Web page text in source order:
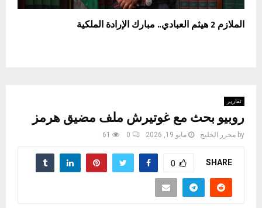
الملازم 2 هيثم العبادي.. مبارك الإرادة الملكية
تقارير
روبيو بحث مع غوتيرش ملف مضيق هرمز
by محرر الخليج مايو 19, 2026 0
61
SHARE
0